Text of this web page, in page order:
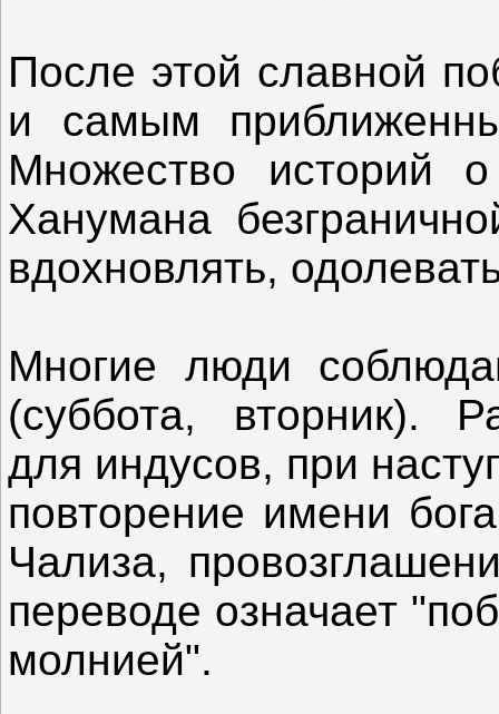
После этой славной
и самым
Множество историй
Ханумана
вдохновлять,
Многие люди
(суббота, вторник).
для индусов, при
повторение имени
Чализа,
переводе означает
молнией".